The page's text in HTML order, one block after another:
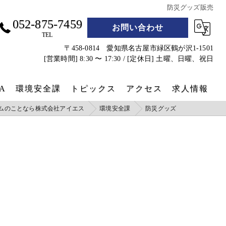
防災グッズ販売
052-875-7459
TEL
お問い合わせ
〒458-0814 愛知県名古屋市緑区鶴が沢1-1501
[営業時間] 8:30 〜 17:30 / [定休日] 土曜、日曜、祝日
環境安全課 トピックス アクセス 求人情報
のことなら株式会社アイエス 環境安全課 防災グッズ